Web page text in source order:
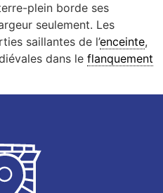
plein borde ses
seulement. Les
saillantes de l’enceinte,
dans le flanquement